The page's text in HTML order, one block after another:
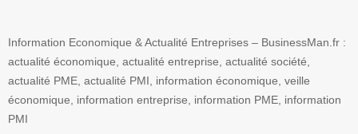
Information Economique & Actualité Entreprises – BusinessMan.fr :
actualité économique, actualité entreprise, actualité société,
actualité PME, actualité PMI, information économique, veille
économique, information entreprise, information PME, information
PMI